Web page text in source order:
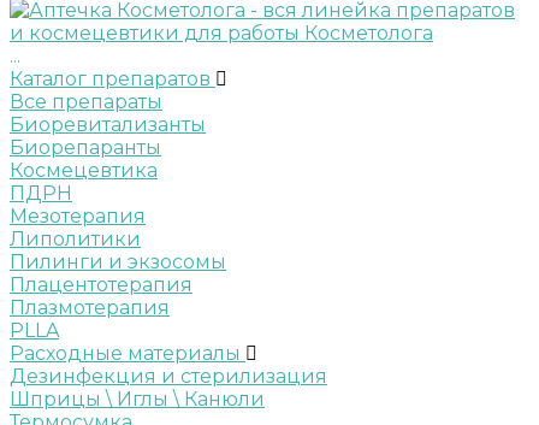
...
Каталог препаратов
Все препараты
Биоревитализанты
Биорепаранты
Космецевтика
ПДРН
Мезотерапия
Липолитики
Пилинги и экзосомы
Плацентотерапия
Плазмотерапия
PLLA
Расходные материалы
Дезинфекция и стерилизация
Шприцы \ Иглы \ Канюли